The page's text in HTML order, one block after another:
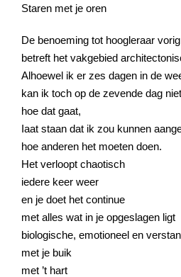
Staren met je oren
De benoeming tot hoogleraar
betreft het vakgebied
Alhoewel ik er zes dagen in de
kan ik toch op de zevende dag
hoe dat gaat,
Iaat staan dat ik zou kunnen
hoe anderen het moeten doen.
Het verloopt chaotisch
iedere keer weer
en je doet het continue
met alles wat in je opgeslagen ligt
biologische, emotioneel en
met je buik
met ’t hart